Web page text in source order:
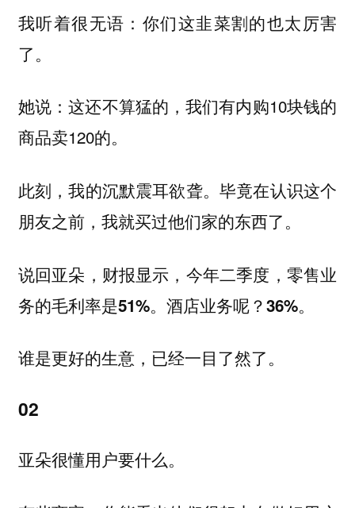
我听着很无语：你们这韭菜割的也太厉害
了。
她说：这还不算猛的，我们有内购10块钱的
商品卖120的。
此刻，我的沉默震耳欲聋。毕竟在认识这个
朋友之前，我就买过他们家的东西了。
说回亚朵，财报显示，今年二季度，零售业
务的毛利率是51%。酒店业务呢？36%。
谁是更好的生意，已经一目了然了。
02
亚朵很懂用户要什么。